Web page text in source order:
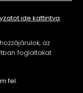
ide kattintva
az
fel.